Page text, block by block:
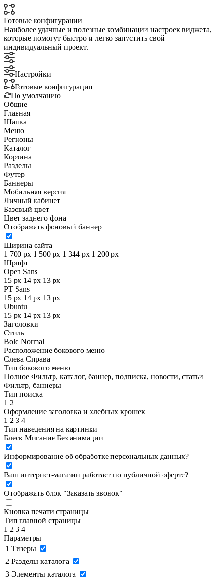
Готовые конфигурации
Наиболее удачные и полезные комбинации настроек виджета,
которые помогут быстро и легко запустить свой
индивидуальный проект.
Настройки
Готовые конфигурации
По умолчанию
Общие
Главная
Шапка
Меню
Регионы
Каталог
Корзина
Разделы
Футер
Баннеры
Мобильная версия
Личный кабинет
Базовый цвет
Цвет заднего фона
Отображать фоновый баннер
Ширина сайта
1 700 px 1 500 px 1 344 px 1 200 px
Шрифт
Open Sans
15 px 14 px 13 px
PT Sans
15 px 14 px 13 px
Ubuntu
15 px 14 px 13 px
Заголовки
Стиль
Bold Normal
Расположение бокового меню
Слева Справа
Тип бокового меню
Полное Фильтр, каталог, баннер, подписка, новости, статьи
Фильтр, баннеры
Тип поиска
1 2
Оформление заголовка и хлебных крошек
1 2 3 4
Тип наведения на картинки
Блеск Мигание Без анимации
Информирование об обработке персональных данных?
Ваш интернет-магазин работает по публичной оферте?
Отображать блок "Заказать звонок"
Кнопка печати страницы
Тип главной страницы
1 2 3 4
Параметры
1 Тизеры
2 Разделы каталога
3 Элементы каталога